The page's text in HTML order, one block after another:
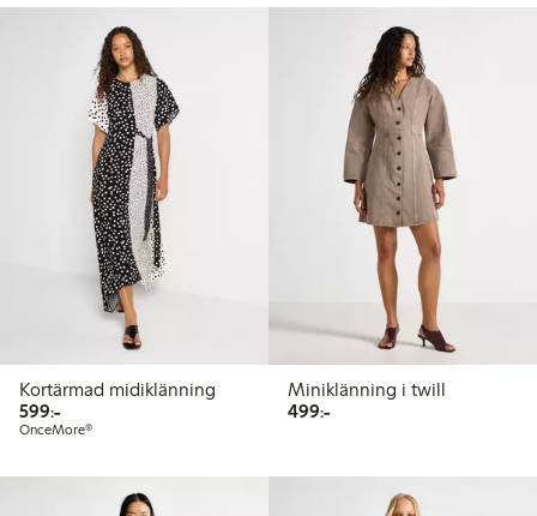
Kortärmad midiklänning
599:-599,00 kr
OnceMore®
Miniklänning i twill
499:-499,00 kr